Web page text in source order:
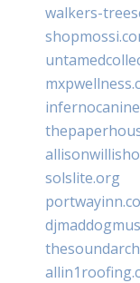
walkers-
solslite.org